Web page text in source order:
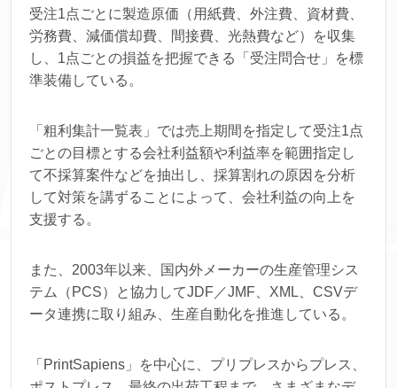
受注1点ごとに製造原価（用紙費、外注費、資材費、
労務費、減価償却費、間接費、光熱費など）を収集
し、1点ごとの損益を把握できる「受注問合せ」を標
準装備している。
「粗利集計一覧表」では売上期間を指定して受注1点
ごとの目標とする会社利益額や利益率を範囲指定し
て不採算案件などを抽出し、採算割れの原因を分析
して対策を講ずることによって、会社利益の向上を
支援する。
また、2003年以来、国内外メーカーの生産管理シス
テム（PCS）と協力してJDF／JMF、XML、CSVデ
ータ連携に取り組み、生産自動化を推進している。
「PrintSapiens」を中心に、プリプレスからプレス、